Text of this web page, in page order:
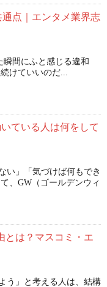
点｜エンタメ業界志
間にふと感じる違和
けていいのだ...
ている人は何をして
い」「気づけば何もでき
、GW（ゴールデンウィ
とは？マスコミ・エ
う」と考える人は、結構